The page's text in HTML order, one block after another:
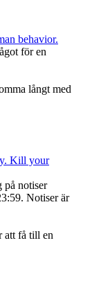
behavior.
för en
långt med
Kill your
notiser
Notiser är
att få till en